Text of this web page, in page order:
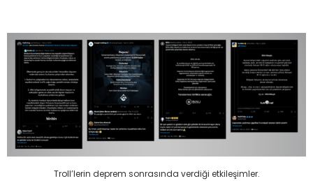
Troll’lerin deprem sonrasında verdiği etkileşimler.